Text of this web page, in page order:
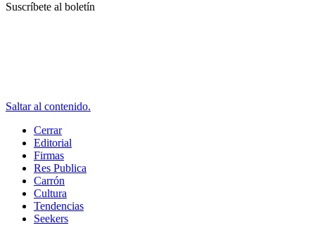
Suscríbete al boletín
Saltar al contenido.
Cerrar
Editorial
Firmas
Res Publica
Carrón
Cultura
Tendencias
Seekers